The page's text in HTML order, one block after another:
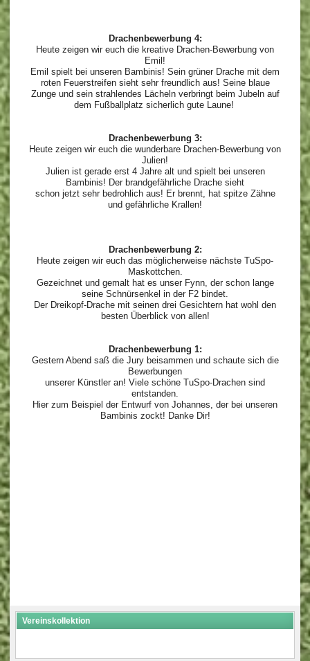
Drachenbewerbung 4:
Heute zeigen wir euch die kreative Drachen-Bewerbung von
Emil!
Emil spielt bei unseren Bambinis! Sein grüner Drache mit dem
roten Feuerstreifen sieht sehr freundlich aus! Seine blaue
Zunge und sein strahlendes Lächeln verbringt beim Jubeln auf
dem Fußballplatz sicherlich gute Laune!
Drachenbewerbung 3:
Heute zeigen wir euch die wunderbare Drachen-Bewerbung von
Julien!
Julien ist gerade erst 4 Jahre alt und spielt bei unseren
Bambinis! Der brandgefährliche Drache sieht
schon jetzt sehr bedrohlich aus! Er brennt, hat spitze Zähne
und gefährliche Krallen!
Drachenbewerbung 2:
Heute zeigen wir euch das möglicherweise nächste TuSpo-
Maskottchen.
Gezeichnet und gemalt hat es unser Fynn, der schon lange
seine Schnürsenkel in der F2 bindet.
Der Dreikopf-Drache mit seinen drei Gesichtern hat wohl den
besten Überblick von allen!
Drachenbewerbung 1:
Gestern Abend saß die Jury beisammen und schaute sich die
Bewerbungen
unserer Künstler an! Viele schöne TuSpo-Drachen sind
entstanden.
Hier zum Beispiel der Entwurf von Johannes, der bei unseren
Bambinis zockt! Danke Dir!
Vereinskollektion